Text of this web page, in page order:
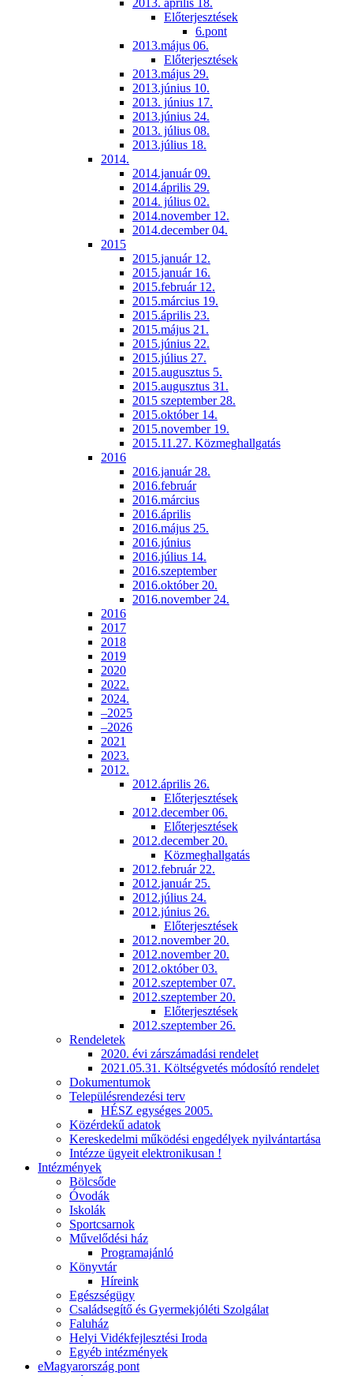
2013. április 18.
Előterjesztések
6.pont
2013.május 06.
Előterjesztések
2013.május 29.
2013.június 10.
2013. június 17.
2013.június 24.
2013. július 08.
2013.július 18.
2014.
2014.január 09.
2014.április 29.
2014. július 02.
2014.november 12.
2014.december 04.
2015
2015.január 12.
2015.január 16.
2015.február 12.
2015.március 19.
2015.április 23.
2015.május 21.
2015.június 22.
2015.július 27.
2015.augusztus 5.
2015.augusztus 31.
2015 szeptember 28.
2015.október 14.
2015.november 19.
2015.11.27. Közmeghallgatás
2016
2016.január 28.
2016.február
2016.március
2016.április
2016.május 25.
2016.június
2016.július 14.
2016.szeptember
2016.október 20.
2016.november 24.
2016
2017
2018
2019
2020
2022.
2024.
–2025
–2026
2021
2023.
2012.
2012.április 26.
Előterjesztések
2012.december 06.
Előterjesztések
2012.december 20.
Közmeghallgatás
2012.február 22.
2012.január 25.
2012.július 24.
2012.június 26.
Előterjesztések
2012.november 20.
2012.november 20.
2012.október 03.
2012.szeptember 07.
2012.szeptember 20.
Előterjesztések
2012.szeptember 26.
Rendeletek
2020. évi zárszámadási rendelet
2021.05.31. Költségvetés módosító rendelet
Dokumentumok
Településrendezési terv
HÉSZ egységes 2005.
Közérdekű adatok
Kereskedelmi működési engedélyek nyilvántartása
Intézze ügyeit elektronikusan !
Intézmények
Bölcsőde
Óvodák
Iskolák
Sportcsarnok
Művelődési ház
Programajánló
Könyvtár
Híreink
Egészségügy
Családsegítő és Gyermekjóléti Szolgálat
Faluház
Helyi Vidékfejlesztési Iroda
Egyéb intézmények
eMagyarország pont